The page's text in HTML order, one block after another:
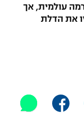
עולמית, אך
את הדלת